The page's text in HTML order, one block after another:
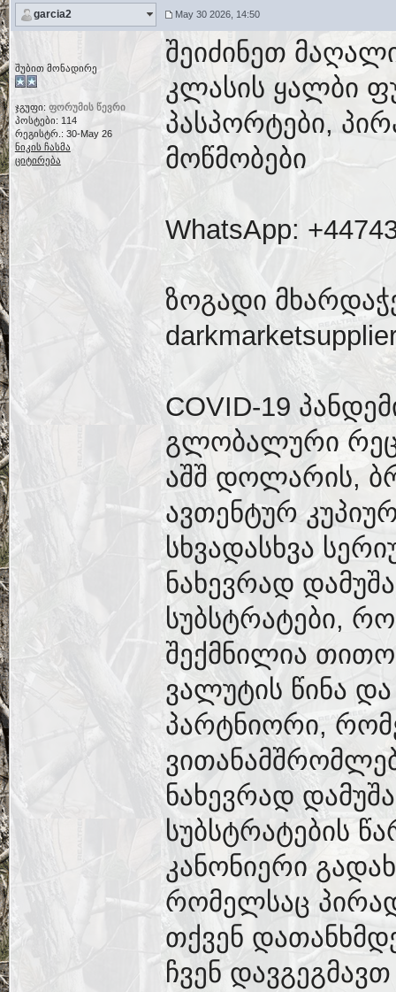
garcia2 May 30 2026, 14:50
შუბით მონადირე
ჯგუფი: ფორუმის წევრი
პოსტები: 114
რეგისტრ.: 30-May 26
ნიკის ჩასმა
ციტირება
შეიძინეთ
კლასის ყალბი
პასპორტები,
მოწმობები
WhatsApp:
ზოგადი
COVID-19
გლობალური
აშშ დოლარის,
ავთენტურ
სხვადასხვა
ნახევრად
სუბსტრატები,
შექმნილია
ვალუტის წინა და
პარტნიორი,
ნახევრად
სუბსტრატების
კანონიერი
რომელსაც
თქვენ
ჩვენ